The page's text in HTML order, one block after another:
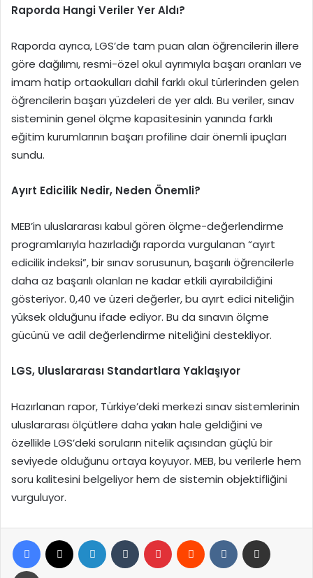
Raporda Hangi Veriler Yer Aldı?
Raporda ayrıca, LGS’de tam puan alan öğrencilerin illere
göre dağılımı, resmi-özel okul ayrımıyla başarı oranları ve
imam hatip ortaokulları dahil farklı okul türlerinden gelen
öğrencilerin başarı yüzdeleri de yer aldı. Bu veriler, sınav
sisteminin genel ölçme kapasitesinin yanında farklı
eğitim kurumlarının başarı profiline dair önemli ipuçları
sundu.
Ayırt Edicilik Nedir, Neden Önemli?
MEB’in uluslararası kabul gören ölçme-değerlendirme
programlarıyla hazırladığı raporda vurgulanan “ayırt
edicilik indeksi”, bir sınav sorusunun, başarılı öğrencilerle
daha az başarılı olanları ne kadar etkili ayırabildiğini
gösteriyor. 0,40 ve üzeri değerler, bu ayırt edici niteliğin
yüksek olduğunu ifade ediyor. Bu da sınavın ölçme
gücünü ve adil değerlendirme niteliğini destekliyor.
LGS, Uluslararası Standartlara Yaklaşıyor
Hazırlanan rapor, Türkiye’deki merkezi sınav sistemlerinin
uluslararası ölçütlere daha yakın hale geldiğini ve
özellikle LGS’deki soruların nitelik açısından güçlü bir
seviyede olduğunu ortaya koyuyor. MEB, bu verilerle hem
soru kalitesini belgeliyor hem de sistemin objektifliğini
vurguluyor.
Facebook LinkedIn Tumblr Pinterest Reddit VKontakte
Yazdır